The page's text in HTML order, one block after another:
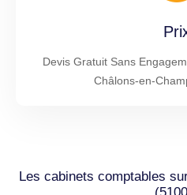
Devis Gratuit Sans
Châlons-en-
Les cabinets comptables